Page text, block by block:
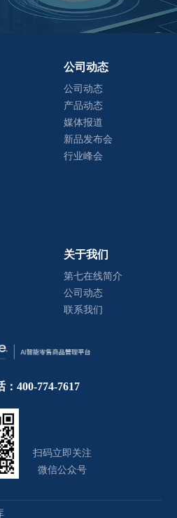
公司动态
公司动态
产品动态
媒体报道
新品发布会
行业峰会
关于我们
第七在线简介
公司动态
联系我们
：400-774-7617
扫码立即关注
微信公众号